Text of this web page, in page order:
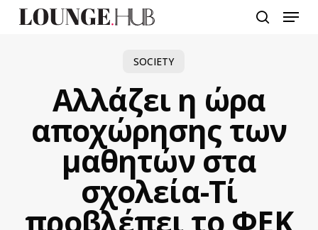
Menu
SOCIETY
Αλλάζει η ώρα
αποχώρησης των
μαθητών στα
σχολεία-Τί
προβλέπει το ΦΕΚ